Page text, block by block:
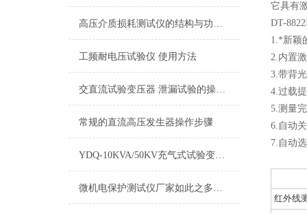
高压介质损耗测试仪的结构与功能说明
工频耐电压试验仪 使用方法
交直流试验变压器 泄漏试验的操作及注意事项
常规的直流高压发生器操作步骤
YDQ-10KVA/50KV充气式试验变压器 技术参数
微机电保护测试仪厂家如此之多，如何做到被关注和认可
它具有
DT-
1.*新颖
2.内置
3.带背
4.过载
5.测量
6.自动
7.自动
红外线